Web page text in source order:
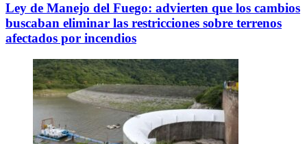
Ley de Manejo del Fuego: advierten que los cambios
buscaban eliminar las restricciones sobre terrenos
afectados por incendios